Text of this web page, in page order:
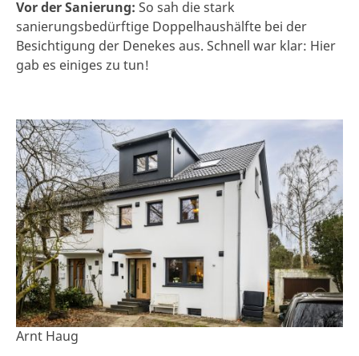
Vor der Sanierung: So sah die stark
sanierungsbedürftige Doppelhaushälfte bei der
Besichtigung der Denekes aus. Schnell war klar: Hier
gab es einiges zu tun!
Arnt Haug